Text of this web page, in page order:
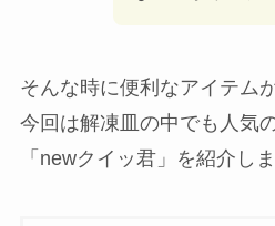
冷蔵庫に置いて
解凍できなかっ
なのと、思いつ